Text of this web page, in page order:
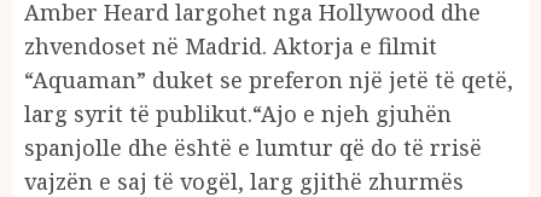
Amber Heard largohet nga Hollywood dhe
zhvendoset në Madrid. Aktorja e filmit
“Aquaman” duket se preferon një jetë të qetë,
larg syrit të publikut.“Ajo e njeh gjuhën
spanjolle dhe është e lumtur që do të rrisë
vajzën e saj të vogël, larg gjithë zhurmës